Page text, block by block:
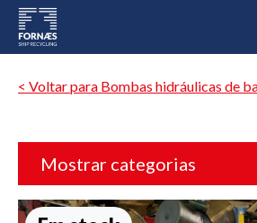
< Voltar para Bombas hidráulicas de
Mostrar categorias